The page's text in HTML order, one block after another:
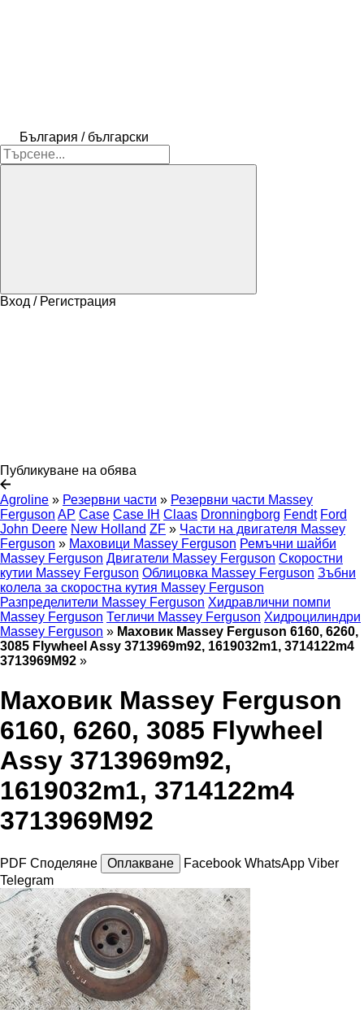
България / български
Вход / Регистрация
Публикуване на обява
Agroline » Резервни части » Резервни части Massey
Ferguson AP Case Case IH Claas Dronningborg Fendt Ford
John Deere New Holland ZF » Части на двигателя Massey
Ferguson » Маховици Massey Ferguson Ремъчни шайби
Massey Ferguson Двигатели Massey Ferguson Скоростни
кутии Massey Ferguson Облицовка Massey Ferguson Зъбни
колела за скоростна кутия Massey Ferguson
Разпределители Massey Ferguson Хидравлични помпи
Massey Ferguson Тегличи Massey Ferguson Хидроцилиндри
Massey Ferguson » Маховик Massey Ferguson 6160, 6260,
3085 Flywheel Assy 3713969m92, 1619032m1, 3714122m4
3713969M92 »
Маховик Massey Ferguson
6160, 6260, 3085 Flywheel
Assy 3713969m92,
1619032m1, 3714122m4
3713969M92
PDF Споделяне Оплакване Facebook WhatsApp Viber
Telegram